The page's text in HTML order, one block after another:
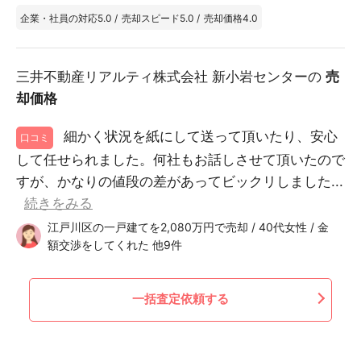
企業・社員の対応5.0 / 売却スピード5.0 / 売却価格4.0
三井不動産リアルティ株式会社 新小岩センターの 売
却価格
口コミ
細かく状況を紙にして送って頂いたり、安心
して任せられました。何社もお話しさせて頂いたので
すが、かなりの値段の差があってビックリしました...
続きをみる
江戸川区の一戸建てを2,080万円で売却 / 40代女性 / 金
額交渉をしてくれた 他9件
一括査定依頼する